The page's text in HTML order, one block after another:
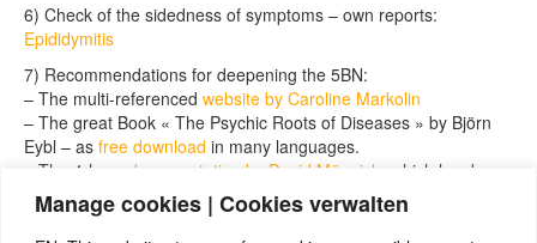
Manage cookies | Cookies verwalten
6) Check of the sidedness of symptoms – own reports:
Epididymitis
7) Recommendations for deepening the 5BN:
– The multi-referenced website by Caroline Markolin
– The great Book « The Psychic Roots of Diseases » by Björn
Eybl – as free download in many languages.
– The 4-hour documentation by David Münnich
, which has been
viewed almost 3 million times (german, with english subtitles)
– A very goodintroduction presentation by Dr. Melissa Sell